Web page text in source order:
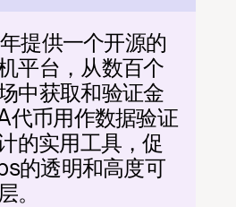
提供一个开源的
平台，从数百个
中获取和验证金
代币用作数据验证
的实用工具，促
的透明和高度可
。